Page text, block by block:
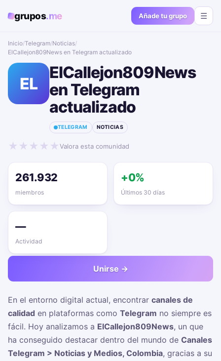
grupos.me Añade tu grupo ☰
Inicio/Telegram/Noticias/
ElCallejon809News en Telegram actualizado📱🔥
EL
ElCallejon809News
en Telegram
actualizado📱🔥
TELEGRAM NOTICIAS
★ ★ ★ ★ ★Valora esta comunidad
261.932
miembros
+0%
Últimos 30 días
—
Actividad
Unirse →
En el entorno digital actual, encontrar canales de
calidad en plataformas como Telegram no siempre es
fácil. Hoy analizamos a ElCallejon809News, un que
ha conseguido destacar dentro del mundo de Canales
Telegram > Noticias y Medios, Colombia, gracias a su